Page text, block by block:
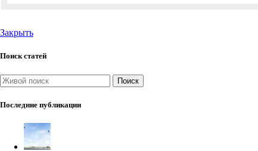
Закрыть
Поиск статей
Поиск
Последние публикации